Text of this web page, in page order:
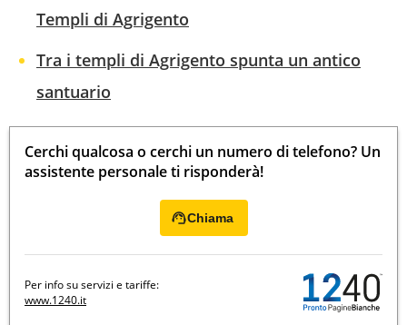
Templi di Agrigento
Tra i templi di Agrigento spunta un antico
santuario
Cerchi qualcosa o cerchi un numero di telefono? Un
assistente personale ti risponderà!
Chiama
Per info su servizi e tariffe:
www.1240.it